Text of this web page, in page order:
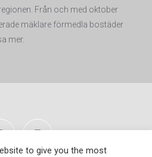
Från och med oktober
mäklare förmedla bostäder
mer.
to give you the most